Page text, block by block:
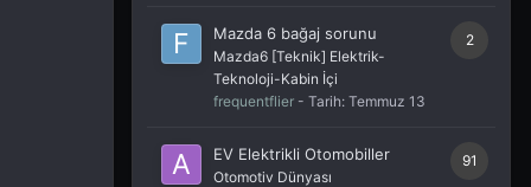
2
Mazda 6 bağaj sorunu
Mazda6 [Teknik] Elektrik-
Teknoloji-Kabin İçi
frequentflier - Tarih: Temmuz 13
91
EV Elektrikli Otomobiller
Otomotiv Dünyası